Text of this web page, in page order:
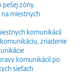
pešej zóny
miestnych
komunikácií
zriadenie
komunikácií po
sieťach